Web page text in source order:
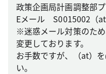
政策企画局計画調整部
Eメール S0015002（
※迷惑メール対策のた
変更しております。
お手数ですが、（at）
い。